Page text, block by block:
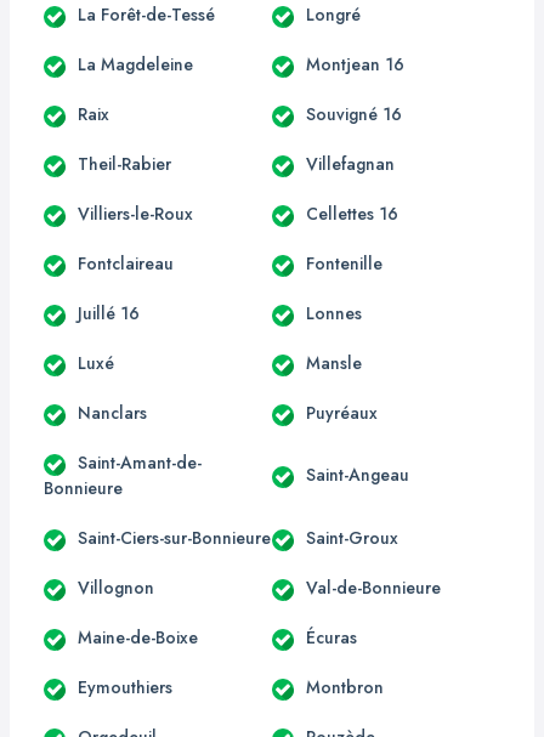
La Forêt-de-Tessé Longré
La Magdeleine Montjean 16
Raix Souvigné 16
Theil-Rabier Villefagnan
Villiers-le-Roux Cellettes 16
Fontclaireau Fontenille
Juillé 16 Lonnes
Luxé Mansle
Nanclars Puyréaux
Saint-Amant-de-
Bonnieure
Saint-Angeau
Saint-Ciers-sur-Bonnieure Saint-Groux
Villognon Val-de-Bonnieure
Maine-de-Boixe Écuras
Eymouthiers Montbron